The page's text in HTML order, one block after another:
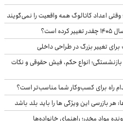
اعداد کاتالوگ همه واقعیت را نمی‌گویند
تغییر بزرگ در طراحی داخلی
انواع حکم، فیش حقوقی و نکات
راه برای کسب‌وکار شما مناسب‌تر است؟
بازرسی این ویژگی ها را باید بلد باشد